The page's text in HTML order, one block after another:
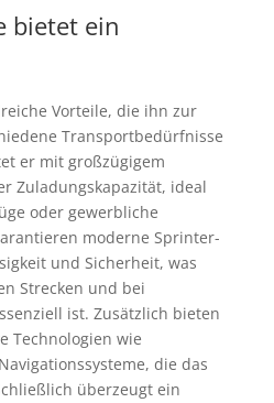
bietet ein
Vorteile, die ihn zur
Transportbedürfnisse
er mit großzügigem
Zuladungskapazität, ideal
oder gewerbliche
moderne Sprinter-
und Sicherheit, was
Strecken und bei
ist. Zusätzlich bieten
Technologien wie
die das
überzeugt ein